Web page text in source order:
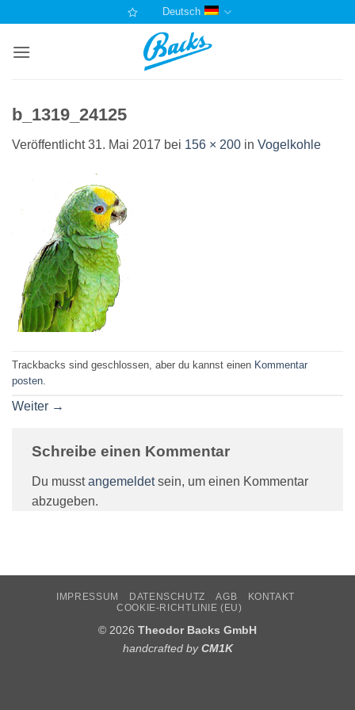
springen
Deutsch
b_1319_24125
Veröffentlicht31. Mai 2017 bei 156 × 200 in Vogelkohle
Trackbacks sind geschlossen, aber du kannst einen Kommentar
posten
Weiter →
Schreibe einen Kommentar
Du musstangemeldetsein, um einen Kommentar
abzugeben.
IMPRESSUM DATENSCHUTZ AGB
KONTAKT
COOKIE-RICHTLINIE (EU)
© 2026 Theodor Backs GmbH
handcrafted byCM1K